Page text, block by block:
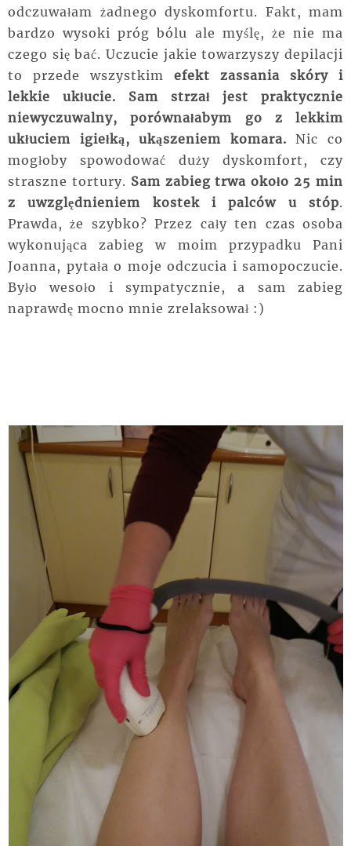
odczuwałam żadnego dyskomfortu. Fakt, mam
bardzo wysoki próg bólu ale myślę, że nie ma
czego się bać. Uczucie jakie towarzyszy depilacji
to przede wszystkim efekt zassania skóry i
lekkie ukłucie. Sam strzał jest praktycznie
niewyczuwalny, porównałabym go z lekkim
ukłuciem igiełką, ukąszeniem komara. Nic co
mogłoby spowodować duży dyskomfort, czy
straszne tortury. Sam zabieg trwa około 25 min
z uwzględnieniem kostek i palców u stóp.
Prawda, że szybko? Przez cały ten czas osoba
wykonująca zabieg w moim przypadku Pani
Joanna, pytała o moje odczucia i samopoczucie.
Było wesoło i sympatycznie, a sam zabieg
naprawdę mocno mnie zrelaksował :)